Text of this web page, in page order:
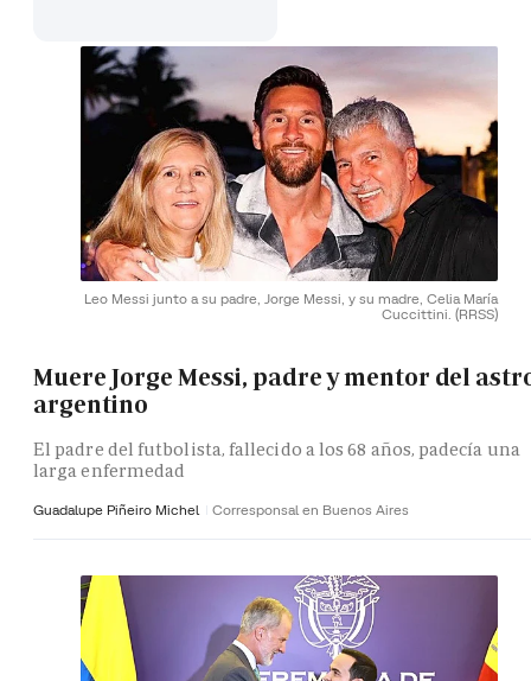
Leo Messi junto a su padre, Jorge Messi, y su madre, Celia María
Cuccittini. (RRSS)
Muere Jorge Messi, padre y mentor del
argentino
El padre del futbolista, fallecido a los 68 años, padecía una
larga enfermedad
Guadalupe Piñeiro Michel Corresponsal en Buenos Aires